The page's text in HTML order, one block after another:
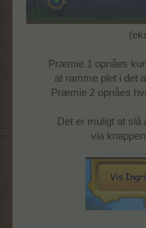
Præmie 1 opnåes
at ramme plet i det
Præmie 2 opnåes
Det er muligt at slå
via